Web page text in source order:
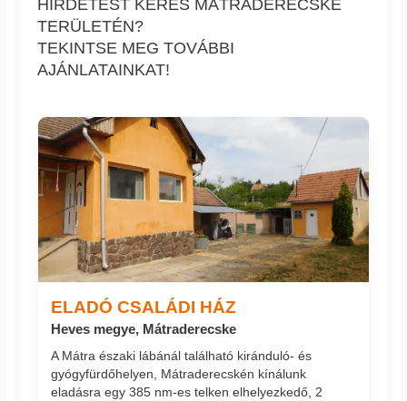
HIRDETÉST KERES MÁTRADERECSKE
TERÜLETÉN?
TEKINTSE MEG TOVÁBBI
AJÁNLATAINKAT!
ELADÓ CSALÁDI HÁZ
Heves megye, Mátraderecske
A Mátra északi lábánál található kiránduló- és
gyógyfürdőhelyen, Mátraderecskén kínálunk
eladásra egy 385 nm-es telken elhelyezkedő, 2